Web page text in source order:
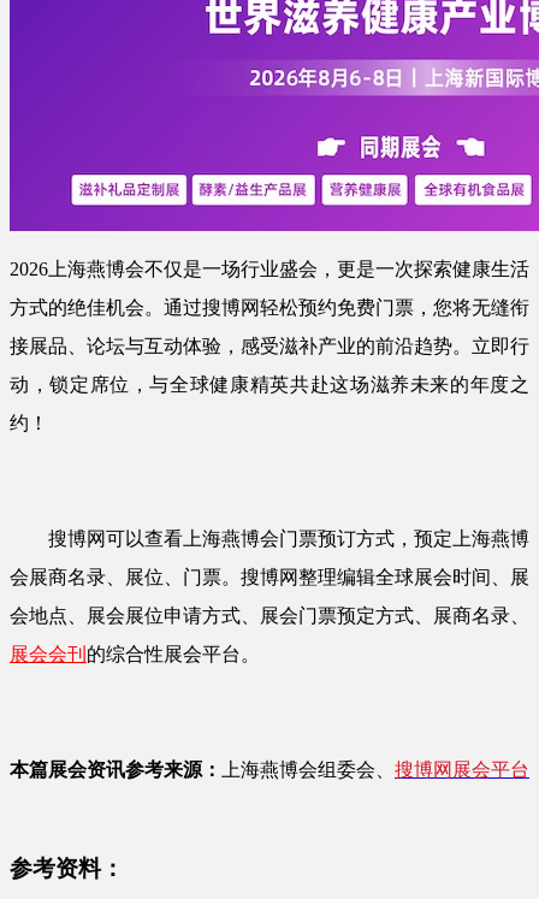
2026上海燕博会不仅是一场行业盛会，更是一次探索健康生活
方式的绝佳机会。通过搜博网轻松预约免费门票，您将无缝衔
接展品、论坛与互动体验，感受滋补产业的前沿趋势。立即行
动，锁定席位，与全球健康精英共赴这场滋养未来的年度之
约！
搜博网可以查看上海燕博会门票预订方式，预定上海燕博
会展商名录、展位、门票。搜博网整理编辑全球展会时间、展
会地点、展会展位申请方式、展会门票预定方式、展商名录、
展会会刊 的综合性展会平台。
本篇展会资讯参考来源： 上海燕博会组委会、 搜博网展会平台
参考资料：